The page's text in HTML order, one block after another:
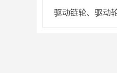
驱动链轮、驱动